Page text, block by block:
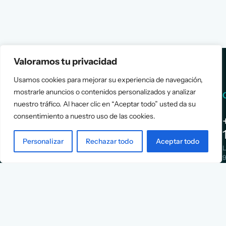
Valoramos tu privacidad
Usamos cookies para mejorar su experiencia de navegación,
mostrarle anuncios o contenidos personalizados y analizar
nuestro tráfico. Al hacer clic en “Aceptar todo” usted da su
consentimiento a nuestro uso de las cookies.
Personalizar Rechazar todo Aceptar todo
Services
Assessment
Strategy
Info